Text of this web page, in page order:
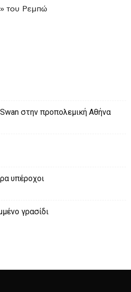
του Ρεμπώ
στην προπολεμική Αθήνα
υπέροχοι
γρασίδι